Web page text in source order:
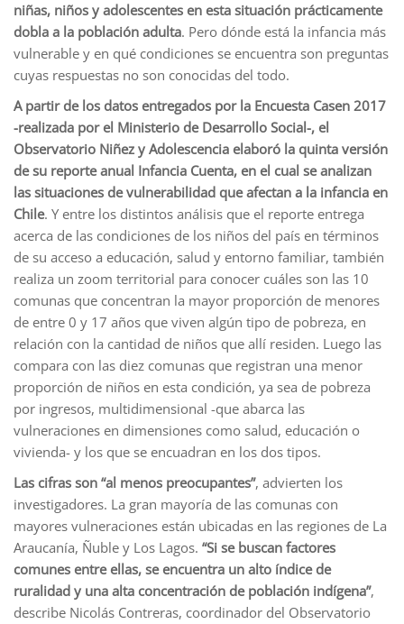
niñas, niños y adolescentes en esta situación prácticamente
dobla a la población adulta. Pero dónde está la infancia más
vulnerable y en qué condiciones se encuentra son preguntas
cuyas respuestas no son conocidas del todo.
A partir de los datos entregados por la Encuesta Casen 2017
-realizada por el Ministerio de Desarrollo Social-, el
Observatorio Niñez y Adolescencia elaboró la quinta versión
de su reporte anual Infancia Cuenta, en el cual se analizan
las situaciones de vulnerabilidad que afectan a la infancia en
Chile. Y entre los distintos análisis que el reporte entrega
acerca de las condiciones de los niños del país en términos
de su acceso a educación, salud y entorno familiar, también
realiza un zoom territorial para conocer cuáles son las 10
comunas que concentran la mayor proporción de menores
de entre 0 y 17 años que viven algún tipo de pobreza, en
relación con la cantidad de niños que allí residen. Luego las
compara con las diez comunas que registran una menor
proporción de niños en esta condición, ya sea de pobreza
por ingresos, multidimensional -que abarca las
vulneraciones en dimensiones como salud, educación o
vivienda- y los que se encuadran en los dos tipos.
Las cifras son “al menos preocupantes”, advierten los
investigadores. La gran mayoría de las comunas con
mayores vulneraciones están ubicadas en las regiones de La
Araucanía, Ñuble y Los Lagos. “Si se buscan factores
comunes entre ellas, se encuentra un alto índice de
ruralidad y una alta concentración de población indígena”,
describe Nicolás Contreras, coordinador del Observatorio